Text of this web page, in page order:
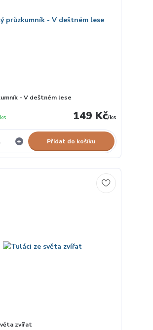
- V deštném lese
149 Kč/ks
Přidat do košíku
zvířat